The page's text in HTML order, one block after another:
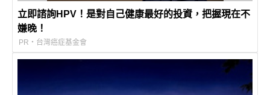
立即諮詢HPV！是對自己健康最好的投資，把握現在不
嫌晚！
PR・台灣癌症基金會